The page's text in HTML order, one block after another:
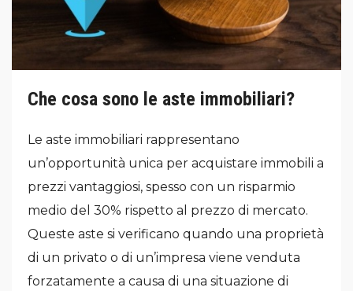
Che cosa sono le aste immobiliari?
Le aste immobiliari rappresentano
un’opportunità unica per acquistare immobili a
prezzi vantaggiosi, spesso con un risparmio
medio del 30% rispetto al prezzo di mercato.
Queste aste si verificano quando una proprietà
di un privato o di un’impresa viene venduta
forzatamente a causa di una situazione di